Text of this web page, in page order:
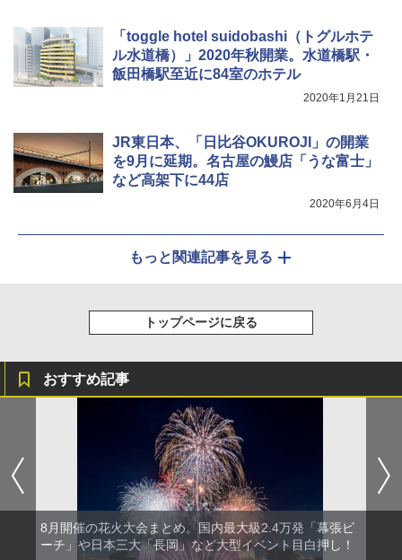
「toggle hotel suidobashi（トグルホテ
ル水道橋）」2020年秋開業。水道橋駅・
飯田橋駅至近に84室のホテル
2020年1月21日
JR東日本、「日比谷OKUROJI」の開業
を9月に延期。名古屋の鰻店「うな富士」
など高架下に44店
2020年6月4日
もっと関連記事を見る
トップページに戻る
おすすめ記事
8月開催の花火大会まとめ。国内最大級2.4万発「幕張ビ
ーチ」や日本三大「長岡」など大型イベント目白押し！